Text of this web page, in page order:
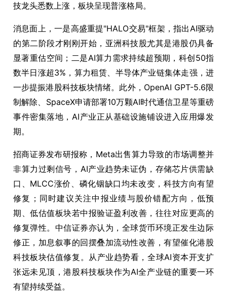
技龙头悉数上涨，板块呈现普涨格局。
消息面上，一是高盛重提"HALO交易"框架，指出AI驱动
的第二阶段才刚刚开始，亚洲科技股尤其是港股仍具备
显著重估空间；二是AI算力需求持续超预期，科创50指
数半日涨超3%，算力租赁、半导体产业链集体走强，进
一步提振港股科技板块情绪。此外，OpenAI GPT-5.6限
制解除、SpaceX申请部署10万颗AI时代通信卫星等重磅
事件密集落地，AI产业正从基础设施铺设进入应用爆发
期。
招商证券发布研报称，Meta出售算力导致的市场调整并
非算力过剩信号，AI产业趋势未证伪，存储芯片供需缺
口、MLCC涨价、磷化铟缺口均未改变，科技方向有望
修复；同时建议关注中报业绩与股价错配方向，低预
期、低估值板块若中报验证盈利改善，往往对应更高的
修复弹性。中信证券亦认为，全球货币环境正发生边际
修正，加息叙事的回摆叠加流动性改善，有望催化港股
科技板块估值修复。从产业趋势看，全球AI资本开支扩
张远未见顶，港股科技板块作为AI全产业链的重要一环
有望持续受益。